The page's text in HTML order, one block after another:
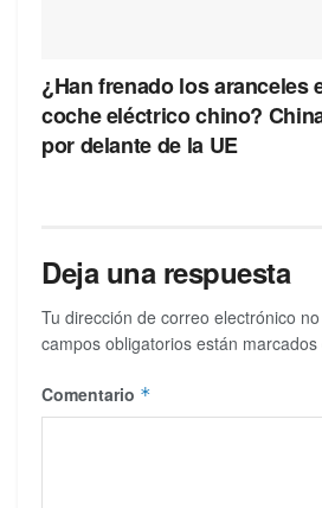
¿Han frenado los aranceles
coche eléctrico chino?
por delante de la UE
Deja una respuesta
Tu dirección de correo electrónico
campos obligatorios están marcados
Comentario *